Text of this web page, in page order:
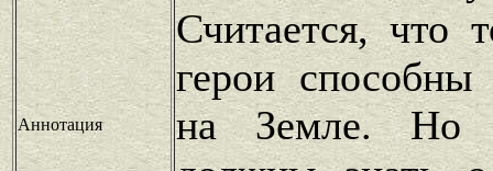
Аннотация
Считается, что
герои
на Земле. Но